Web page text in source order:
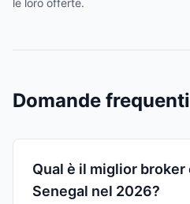
le loro offerte.
Domande frequenti
Qual è il miglior
Senegal nel 2026?